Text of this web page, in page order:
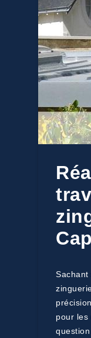
Sachant
pour les